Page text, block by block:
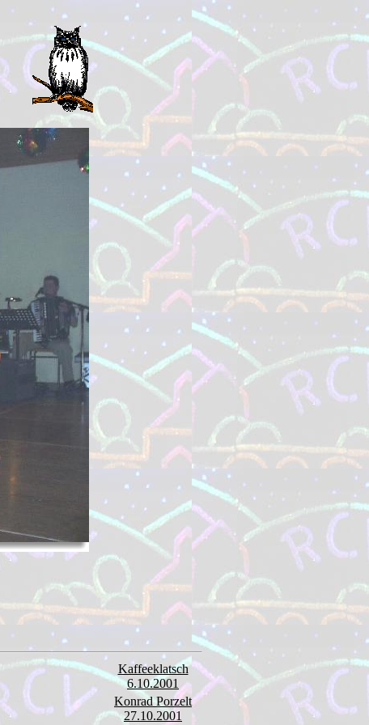
Kaffeeklatsch
6.10.2001
Konrad Porzelt
27.10.2001